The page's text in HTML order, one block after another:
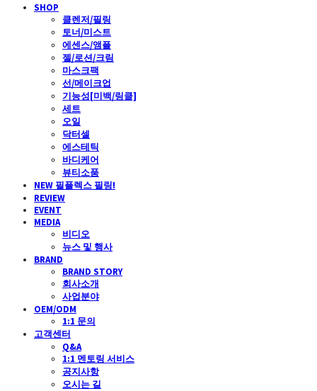
SHOP
클렌저/필링
토너/미스트
에센스/앰플
젤/로션/크림
마스크팩
선/메이크업
기능성[미백/링클]
세트
오일
닥터셀
에스테틱
바디케어
뷰티소품
NEW 필플렉스 필링!
REVIEW
EVENT
MEDIA
비디오
뉴스 및 행사
BRAND
BRAND STORY
회사소개
사업분야
OEM/ODM
1:1 문의
고객센터
Q&A
1:1 멘토링 서비스
공지사항
오시는 길